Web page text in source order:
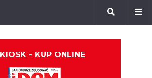
KIOSK - KUP ONLINE